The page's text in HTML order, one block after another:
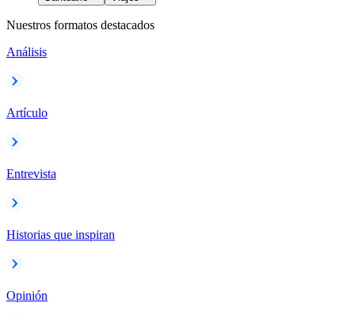
Nuestros formatos destacados
Análisis
Artículo
Entrevista
Historias que inspiran
Opinión